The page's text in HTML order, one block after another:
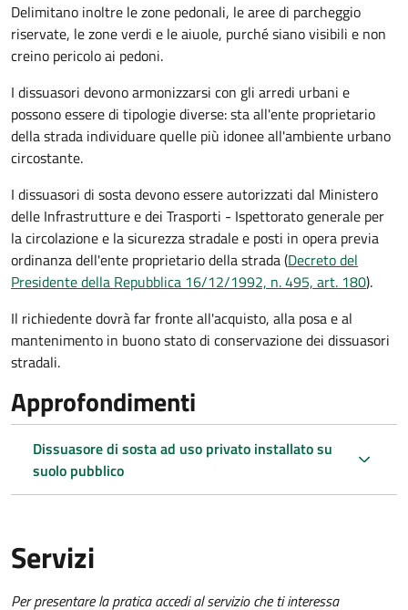
Delimitano inoltre le zone pedonali, le aree di parcheggio
riservate, le zone verdi e le aiuole, purché siano visibili e non
creino pericolo ai pedoni.
I dissuasori devono armonizzarsi con gli arredi urbani e
possono essere di tipologie diverse: sta all'ente proprietario
della strada individuare quelle più idonee all'ambiente urbano
circostante.
I dissuasori di sosta devono essere autorizzati dal Ministero
delle Infrastrutture e dei Trasporti - Ispettorato generale per
la circolazione e la sicurezza stradale e posti in opera previa
ordinanza dell'ente proprietario della strada (Decreto del
Presidente della Repubblica 16/12/1992, n. 495, art. 180).
Il richiedente dovrà far fronte all'acquisto, alla posa e al
mantenimento in buono stato di conservazionedei dissuasori
stradali.
Approfondimenti
Dissuasore di sosta ad uso privato installato su
suolo pubblico
Servizi
Per presentare la pratica accedi al servizio che ti interessa